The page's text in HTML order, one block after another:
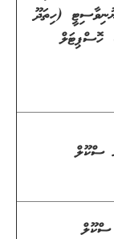
(ހިތަދޫ
ހޮސްޕިޓަލް
ސްކޫލް